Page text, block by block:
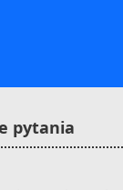
pytania